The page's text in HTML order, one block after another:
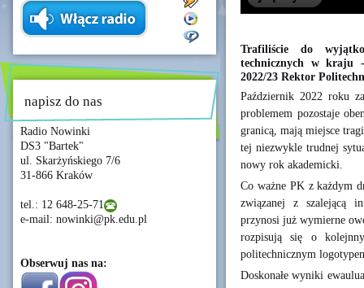
napisz do nas
Radio Nowinki
DS3 "Bartek"
ul. Skarżyńskiego 7/6
31-866 Kraków
tel.: 12 648-25-71
e-mail: nowinki@pk.edu.pl
Obserwuj nas na:
Trafiliście do
technicznych w kraju
2022/23 Rektor
Październik 2022 roku
problemem pozostaje
granicą, mają miejsce
tej niezwykle trudnej
nowy rok akademicki.
Co ważne PK z każdym
związanej z szalejącą
przynosi już wymierne
rozpisują się o
politechnicznym
Doskonałe wyniki